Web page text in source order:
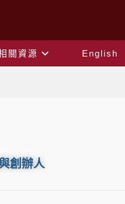
關資源
English
創辦人